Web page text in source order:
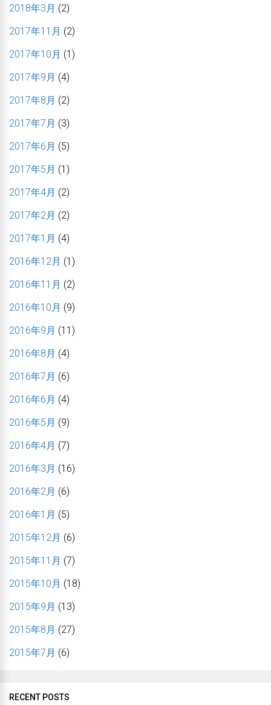
2018年3月 (2)
2017年11月 (2)
2017年10月 (1)
2017年9月 (4)
2017年8月 (2)
2017年7月 (3)
2017年6月 (5)
2017年5月 (1)
2017年4月 (2)
2017年2月 (2)
2017年1月 (4)
2016年12月 (1)
2016年11月 (2)
2016年10月 (9)
2016年9月 (11)
2016年8月 (4)
2016年7月 (6)
2016年6月 (4)
2016年5月 (9)
2016年4月 (7)
2016年3月 (16)
2016年2月 (6)
2016年1月 (5)
2015年12月 (6)
2015年11月 (7)
2015年10月 (18)
2015年9月 (13)
2015年8月 (27)
2015年7月 (6)
RECENT POSTS